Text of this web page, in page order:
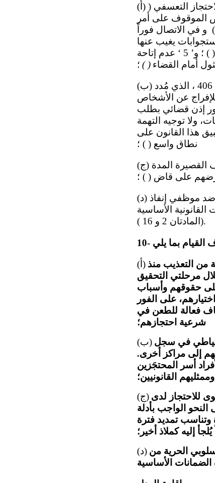
(أ) القرارات الصادرة عن مختلف الهيئات ( ) ، بما في ذلك آراء الفريق العامل المعني بالاحتجاز التعسفي (
الموقوف على أمر
بالاحتجاز ( ) و في الاتصال فوراً
حالات من الاحتجاز مع منع الاتصال فترات تصل إلى 90 يوماً؛ و’ 4 ‘ استجوابات يغيب عنها
المحامون ( ) ، ويتعرض خلالها المستجوَبون للضرب والتهديد والحرمان من النوم ( ) ؛ و’ 5 ‘ عدم إتاحة
( ) ؛
(ب) سن القانون رقم 1060 ، في عام 2021 ، لتعديل وتكميل قانون الإجراءات الجنائية رقم 406 ، الذي مُدد
2 - 2 من المادة 33 من الدستور للإفراج عن الأشخاص
ساعة إلى 90 يوماً في حالة صدور إذن قضائي بطلب
ولا توجيه التهمة
هذا القانون على
نطاق واسع ( ) ؛
(ج) نواقص نظام الشرطة لتسجيل حالات الاحتجاز، بما في ذلك تسجيل حالات التوقيف القصيرة المدة
على قاض ( ) ؛
(د) نقص المعلومات المتاحة عن الإجراءات التأديبية المتخذة خلال الفترة قيد النظر ضد موظفي إنفاذ
القانونية الأساسية
(المادتان 2 و 16 ).
(أ) من التعذيب منذ
مرحلتي التحقيق
حقوقهم وأسباب
على الفور
فعالة للطعن في
شرعية احتجازهم؛
(ب) في سجل
إلى مراكز أخرى.
أسر المحتجَزين
وممثليهم القانونيين؛
(ج) للاحتجاز لدى
النحو الواجب بأدلة
تمديد فترة
إليه كملاذ أخير؛
(د) الحرية من